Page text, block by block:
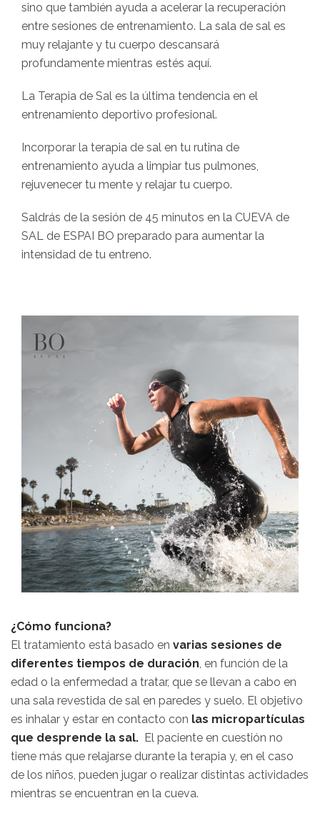
sino que también ayuda a acelerar la recuperación
entre sesiones de entrenamiento. La sala de sal es
muy relajante y tu cuerpo descansará
profundamente mientras estés aquí.
La Terapia de Sal es la última tendencia en el
entrenamiento deportivo profesional.
Incorporar la terapia de sal en tu rutina de
entrenamiento ayuda a limpiar tus pulmones,
rejuvenecer tu mente y relajar tu cuerpo.
Saldrás de la sesión de 45 minutos en la CUEVA de
SAL de ESPAI BO preparado para aumentar la
intensidad de tu entreno.
¿Cómo funciona?
El tratamiento está basado en varias sesiones de
diferentes tiempos de duración , en función de la
edad o la enfermedad a tratar, que se llevan a cabo en
una sala revestida de sal en paredes y suelo. El objetivo
es inhalar y estar en contacto con las micropartículas
que desprende la sal. El paciente en cuestión no
tiene más que relajarse durante la terapia y, en el caso
de los niños, pueden jugar o realizar distintas actividades
mientras se encuentran en la cueva.